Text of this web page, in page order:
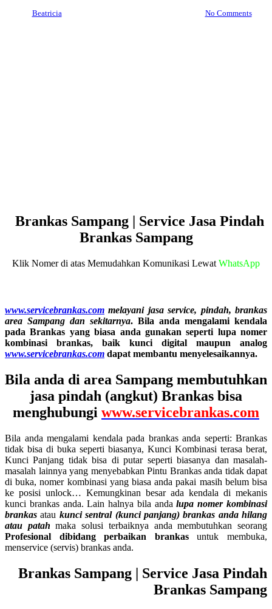
Beatricia No Comments
Brankas Sampang | Service Jasa Pindah
Brankas Sampang
Klik Nomer di atas Memudahkan Komunikasi Lewat WhatsApp
www.servicebrankas.com melayani jasa service, pindah, brankas
area Sampang dan sekitarnya. Bila anda mengalami kendala
pada Brankas yang biasa anda gunakan seperti lupa nomer
kombinasi brankas, baik kunci digital maupun analog
www.servicebrankas.com dapat membantu menyelesaikannya.
Bila anda di area Sampang membutuhkan
jasa pindah (angkut) Brankas bisa
menghubungi www.servicebrankas.com
Bila anda mengalami kendala pada brankas anda seperti: Brankas
tidak bisa di buka seperti biasanya, Kunci Kombinasi terasa berat,
Kunci Panjang tidak bisa di putar seperti biasanya dan masalah-
masalah lainnya yang menyebabkan Pintu Brankas anda tidak dapat
di buka, nomer kombinasi yang biasa anda pakai masih belum bisa
ke posisi unlock… Kemungkinan besar ada kendala di mekanis
kunci brankas anda. Lain halnya bila andalupa nomer kombinasi
brankas atau kunci sentral (kunci panjang) brankas anda hilang
atau patah maka solusi terbaiknya anda membutuhkan seorang
Profesional dibidang perbaikan brankasuntuk membuka,
menservice (servis) brankas anda.
Brankas Sampang | Service Jasa Pindah
Brankas Sampang